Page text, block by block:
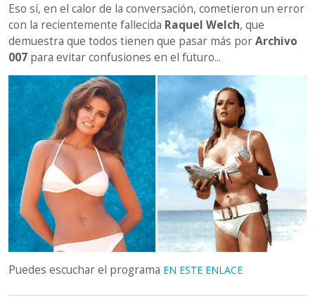
Eso sí, en el calor de la conversación, cometieron un error
con la recientemente fallecida Raquel Welch, que
demuestra que todos tienen que pasar más porArchivo
007 para evitar confusiones en el futuro...
Puedes escuchar el programa EN ESTE ENLACE